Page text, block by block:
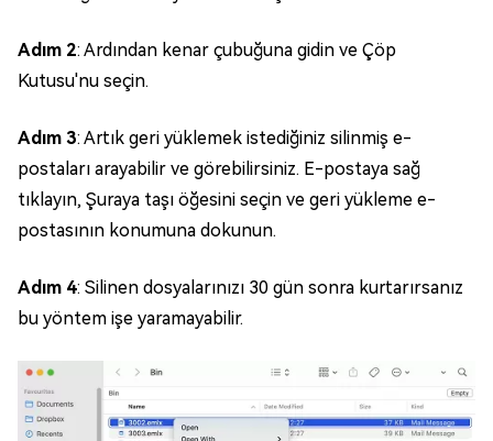
Adım 2: Ardından kenar çubuğuna gidin ve Çöp
Kutusu'nu seçin.
Adım 3: Artık geri yüklemek istediğiniz silinmiş e-
postaları arayabilir ve görebilirsiniz. E-postaya sağ
tıklayın, Şuraya taşı öğesini seçin ve geri yükleme e-
postasının konumuna dokunun.
Adım 4: Silinen dosyalarınızı 30 gün sonra kurtarırsanız
bu yöntem işe yaramayabilir.